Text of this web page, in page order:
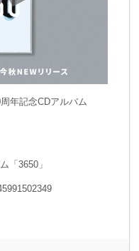
年記念CDアルバム
「3650」